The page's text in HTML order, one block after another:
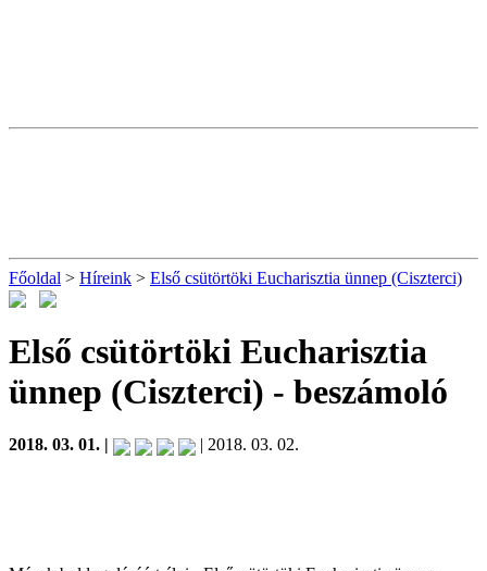
Főoldal > Híreink > Első csütörtöki Eucharisztia ünnep (Ciszterci)
Első csütörtöki Eucharisztia
ünnep (Ciszterci) - beszámoló
2018. 03. 01. | | 2018. 03. 02.